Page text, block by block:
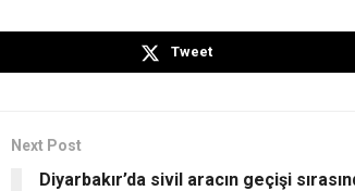
Tweet
Next Post
Diyarbakır’da sivil aracın geçişi